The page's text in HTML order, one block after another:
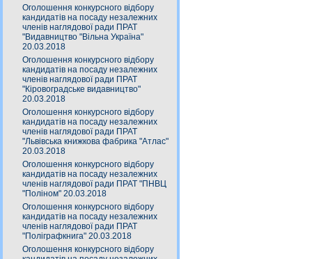
Оголошення конкурсного відбору
кандидатів на посаду незалежних
членів наглядової ради ПРАТ
"Видавництво "Вільна Україна"
20.03.2018
Оголошення конкурсного відбору
кандидатів на посаду незалежних
членів наглядової ради ПРАТ
"Кіровоградське видавництво"
20.03.2018
Оголошення конкурсного відбору
кандидатів на посаду незалежних
членів наглядової ради ПРАТ
"Львівська книжкова фабрика "Атлас"
20.03.2018
Оголошення конкурсного відбору
кандидатів на посаду незалежних
членів наглядової ради ПРАТ "ПНВЦ
"Поліном" 20.03.2018
Оголошення конкурсного відбору
кандидатів на посаду незалежних
членів наглядової ради ПРАТ
"Поліграфкнига" 20.03.2018
Оголошення конкурсного відбору